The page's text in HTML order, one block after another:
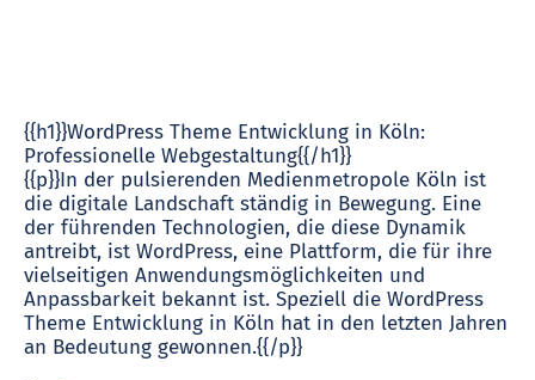
{{h1}}WordPress Theme Entwicklung in Köln:
Professionelle Webgestaltung{{/h1}}
{{p}}In der pulsierenden Medienmetropole Köln ist
die digitale Landschaft ständig in Bewegung. Eine
der führenden Technologien, die diese Dynamik
antreibt, ist WordPress, eine Plattform, die für ihre
vielseitigen Anwendungsmöglichkeiten und
Anpassbarkeit bekannt ist. Speziell die WordPress
Theme Entwicklung in Köln hat in den letzten Jahren
an Bedeutung gewonnen.{{/p}}